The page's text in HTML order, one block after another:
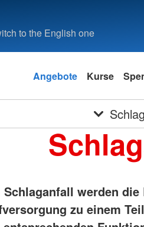
to the English one
Angebote Kurse
Schlaganfall werden
zu einem